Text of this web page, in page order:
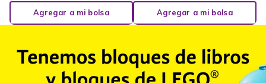
Agregar a mi bolsa Agregar a mi bolsa